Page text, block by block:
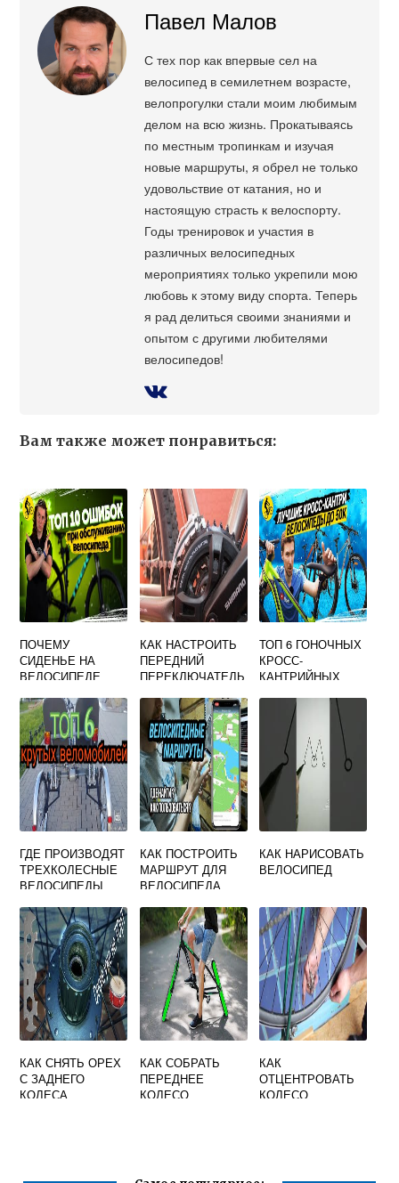
Павел Малов
С тех пор как впервые сел на
велосипед в семилетнем возрасте,
велопрогулки стали моим любимым
делом на всю жизнь. Прокатываясь
по местным тропинкам и изучая
новые маршруты, я обрел не только
удовольствие от катания, но и
настоящую страсть к велоспорту.
Годы тренировок и участия в
различных велосипедных
мероприятиях только укрепили мою
любовь к этому виду спорта. Теперь
я рад делиться своими знаниями и
опытом с другими любителями
велосипедов!
Вам также может понравиться:
ПОЧЕМУ
СИДЕНЬЕ НА
ВЕЛОСИПЕДЕ
НАЗАД
КАК НАСТРОИТЬ
ПЕРЕДНИЙ
ПЕРЕКЛЮЧАТЕЛЬ
С 3 ЗВЕЗДАМИ
SHIMANO
TOURNEY
ТОП 6 ГОНОЧНЫХ
КРОСС-
КАНТРИЙНЫХ
2018 ГОДА
ГДЕ ПРОИЗВОДЯТ
ТРЕХКОЛЕСНЫЕ
ВЕЛОСИПЕДЫ
КАК ПОСТРОИТЬ
МАРШРУТ ДЛЯ
ВЕЛОСИПЕДА
КАК НАРИСОВАТЬ
ВЕЛОСИПЕД
КАК СНЯТЬ ОРЕХ
С ЗАДНЕГО
КОЛЕСА
КАК СОБРАТЬ
ПЕРЕДНЕЕ
КОЛЕСО
КАК
ОТЦЕНТРОВАТЬ
КОЛЕСО